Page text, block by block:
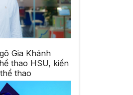
Gia Khánh
thao HSU, kiến
thao